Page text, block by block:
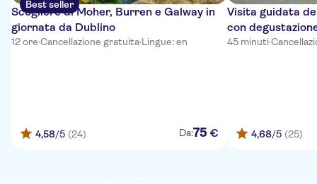
Best seller
Scogliere di Moher, Burren e Galway in
giornata da Dublino
12 ore·Cancellazione gratuita·Lingue: en
4,58/5 (24) Da:75 €
Visita guidata
con
45 minuti·
4,68/5 (25)